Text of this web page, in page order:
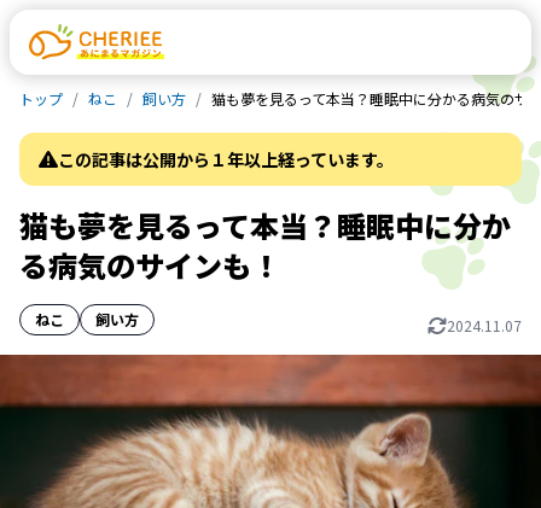
トップ ねこ 飼い方 猫も夢を見るって本当？睡眠中に分かる病気のサ
この記事は公開から１年以上経っています。
猫も夢を見るって本当？睡眠中に分か
る病気のサインも！
ねこ 飼い方 2024.11.07